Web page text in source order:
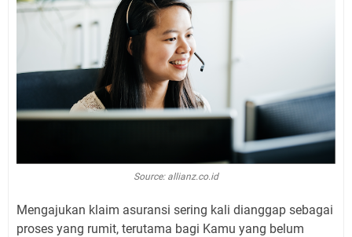
Source: allianz.co.id
Mengajukan klaim asuransi sering kali dianggap sebagai
proses yang rumit, terutama bagi Kamu yang belum